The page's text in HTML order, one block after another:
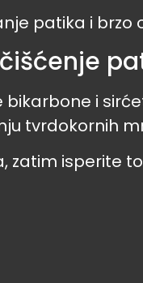
patika i brzo
bikarbone i
tvrdokornih
zatim isperite